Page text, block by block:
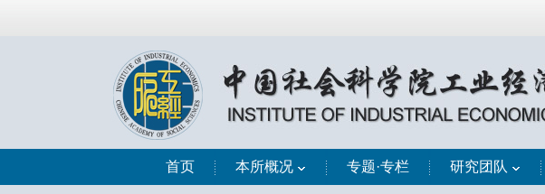
首页 本所概况 专题·专栏 研究团队